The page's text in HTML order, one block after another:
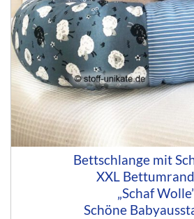
Bettschlange mit
XXL
„Schaf
Schöne